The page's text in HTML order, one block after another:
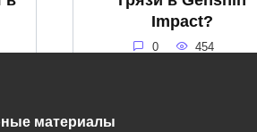
Impact?
0 454
материалы